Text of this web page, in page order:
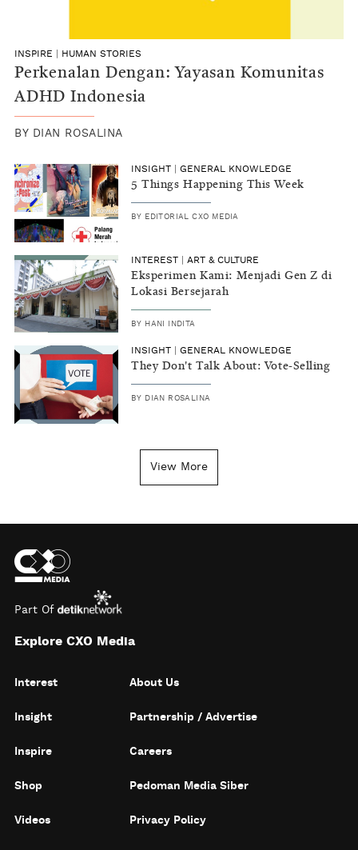
INSPIRE HUMAN STORIES
Perkenalan Dengan: Yayasan Komunitas
ADHD Indonesia
BY DIAN ROSALINA
INSIGHT GENERAL KNOWLEDGE
5 Things Happening This Week
BY EDITORIAL CXO MEDIA
INTEREST ART & CULTURE
Eksperimen Kami: Menjadi Gen Z di
Lokasi Bersejarah
BY HANI INDITA
INSIGHT GENERAL KNOWLEDGE
They Don't Talk About: Vote-Selling
BY DIAN ROSALINA
View More
Part Of
Explore CXO Media
Interest
Insight
Inspire
Shop
Videos
About Us
Partnership / Advertise
Careers
Pedoman Media Siber
Privacy Policy